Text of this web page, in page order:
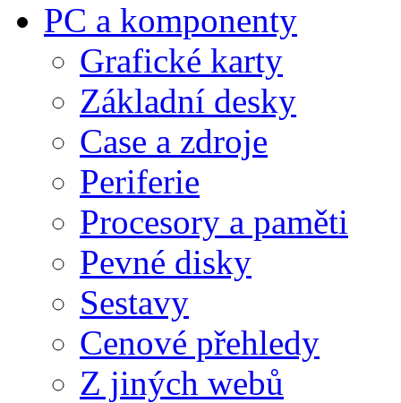
PC a komponenty
Grafické karty
Základní desky
Case a zdroje
Periferie
Procesory a paměti
Pevné disky
Sestavy
Cenové přehledy
Z jiných webů